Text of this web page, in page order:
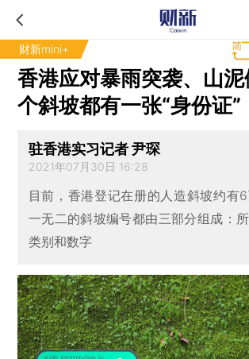
财新mini+
香港应对暴雨突袭、山
个斜坡都有一张“身份证”
驻香港实习记者 尹琛
2021年07月30日 16:28
目前，香港登记在册的人造斜坡约有
一无二的斜坡编号都由三部分组成：
类别和数字